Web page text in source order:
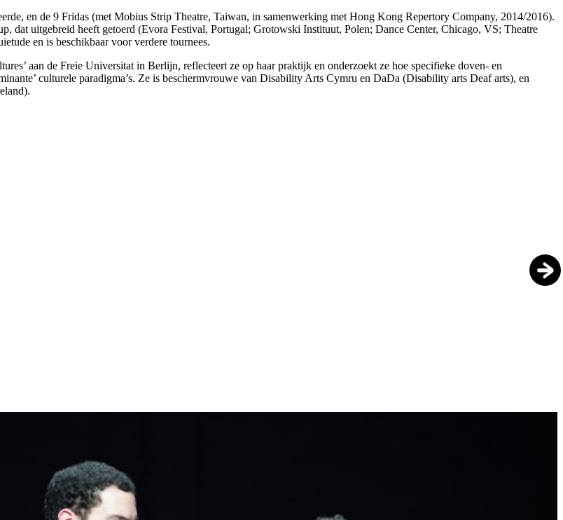
en de 9 Fridas (met Mobius Strip Theatre, Taiwan, in samenwerking met Hong Kong Repertory Company, 2014/2016).
dat uitgebreid heeft getoerd (Evora Festival, Portugal; Grotowski Instituut, Polen; Dance Center, Chicago, VS; Theatre
en is beschikbaar voor verdere tournees.
aan de Freie Universitat in Berlijn, reflecteert ze op haar praktijk en onderzoekt ze hoe specifieke doven- en
culturele paradigma’s. Ze is beschermvrouwe van Disability Arts Cymru en DaDa (Disability arts Deaf arts), en